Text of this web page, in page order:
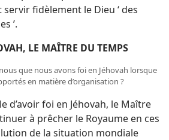
fidèlement le Dieu ‘ des
’.
LE MAÎTRE DU TEMPS
que nous avons foi en Jéhovah lorsque
en matière d’organisation ?
d’avoir foi en Jéhovah, le Maître
à prêcher le Royaume en ces
de la situation mondiale